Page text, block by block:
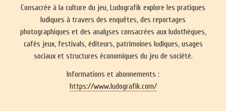
Consacrée à la culture du jeu, Ludografik explore les pratiques
ludiques à travers des enquêtes, des reportages
photographiques et des analyses consacrées aux ludothèques,
cafés jeux, festivals, éditeurs, patrimoines ludiques, usages
sociaux et structures économiques du jeu de société.
Informations et abonnements :
https://www.ludografik.com/